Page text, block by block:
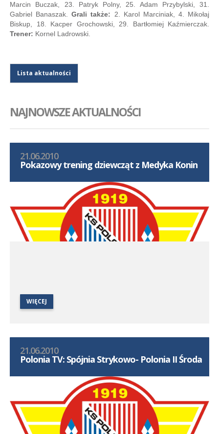
Marcin Buczak, 23. Patryk Polny, 25. Adam Przybylski, 31.
Gabriel Banaszak.Grali także: 2. Karol Marciniak, 4. Mikołaj
Biskup, 18. Kacper Grochowski, 29. Bartłomiej Kaźmierczak.
Trener: Kornel Ladrowski.
Lista aktualności
NAJNOWSZE AKTUALNOŚCI
21.06.2010
Pokazowy trening dziewcząt z Medyka Konin
WIĘCEJ
21.06.2010
Polonia TV: Spójnia Strykowo- Polonia II Środa